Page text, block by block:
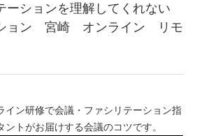
ーションを理解してくれない
ション 宮崎 オンライン リモ
イン研修で会議・ファシリテーション指
トがお届けする会議のコツです。